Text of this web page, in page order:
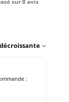
sur 8 avis
: